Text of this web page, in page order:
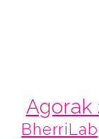
Agorak
BherriLab